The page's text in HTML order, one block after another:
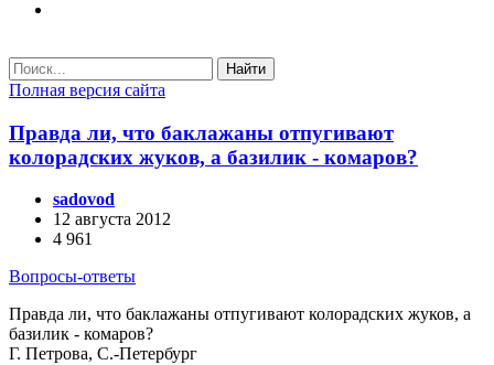
Найти
Полная версия сайта
Правда ли, что баклажаны отпугивают
колорадских жуков, а базилик - комаров?
sadovod
12 августа 2012
4 961
Вопросы-ответы
Правда ли, что баклажаны отпугивают колорадских жуков, а
базилик - комаров?
Г. Петрова, С.-Петербург